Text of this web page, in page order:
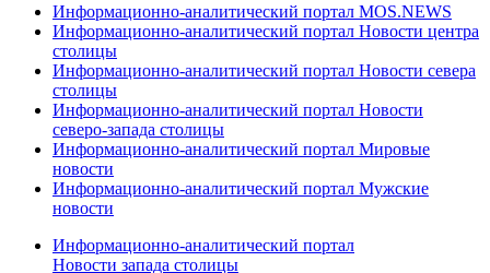
Информационно-аналитический портал MOS.NEWS
Информационно-аналитический портал Новости центра
столицы
Информационно-аналитический портал Новости севера
столицы
Информационно-аналитический портал Новости
северо-запада столицы
Информационно-аналитический портал Мировые
новости
Информационно-аналитический портал Мужские
новости
Информационно-аналитический портал
Новости запада столицы